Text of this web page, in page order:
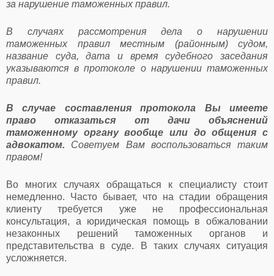
за нарушение таможенных правил.
В случаях рассмотрения дела о нарушении
таможенных правил местным (районным) судом,
название суда, дата и время судебного заседания
указываются в протоколе о нарушении таможенных
правил.
В случае составления протокола Вы имеете
право отказаться от дачи объяснений
таможенному органу вообще или до общения с
адвокатом. Советуем Вам воспользоваться таким
правом!
Во многих случаях обращаться к специалисту стоит
немедленно. Часто бывает, что на стадии обращения
клиенту требуется уже не профессиональная
консультация, а юридическая помощь в обжаловании
незаконных решений таможенных органов и
представительства в суде. В таких случаях ситуация
усложняется.